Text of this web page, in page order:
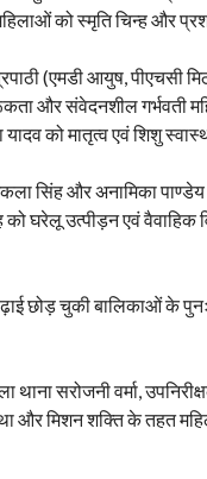
को स्मृति चिन्ह और
(एमडी आयुष, पीएचसी
और संवेदनशील गर्भवती
यादव को मातृत्व एवं शिशु
सिंह और अनामिका
घरेलू उत्पीड़न एवं
छोड़ चुकी बालिकाओं के
थाना सरोजनी वर्मा,
और मिशन शक्ति के तहत